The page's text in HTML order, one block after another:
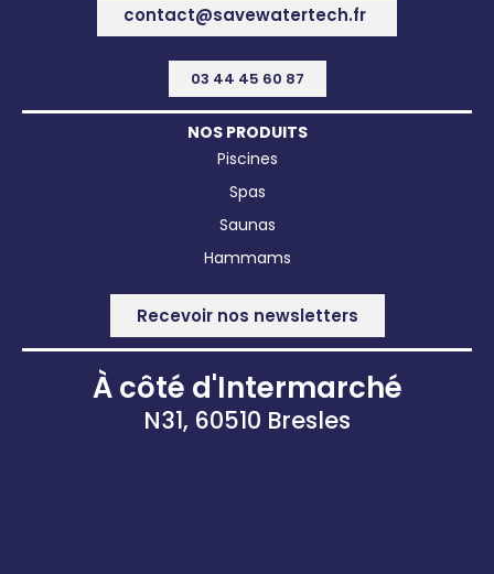
contact@savewatertech.fr
03 44 45 60 87
NOS PRODUITS
Piscines
Spas
Saunas
Hammams
Recevoir nos newsletters
À côté d'Intermarché
N31, 60510 Bresles